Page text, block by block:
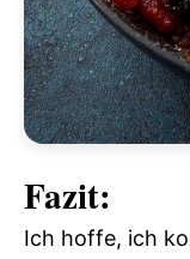
Fazit:
Ich hoffe, ich